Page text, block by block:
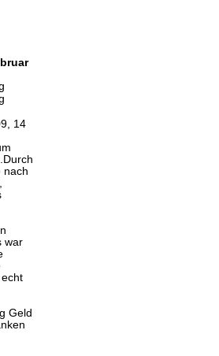
14
nach
war
Geld